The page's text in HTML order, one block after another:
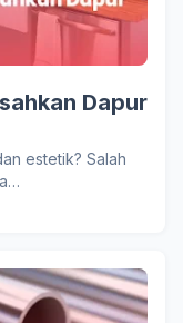
Dapur
estetik? Salah